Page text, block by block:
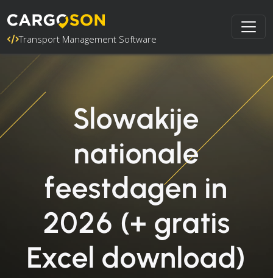
Transport Management Software
Slowakije
nationale
feestdagen in
2026 (+ gratis
Excel download)